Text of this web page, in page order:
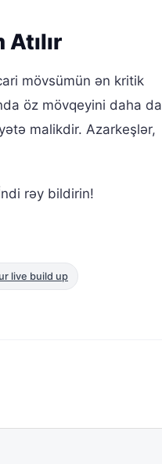
mövsümün ən kritik
öz mövqeyini daha da
malikdir. Azarkeşlər,
rəy bildirin!
live build up